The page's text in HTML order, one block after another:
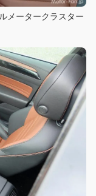
メータークラスター